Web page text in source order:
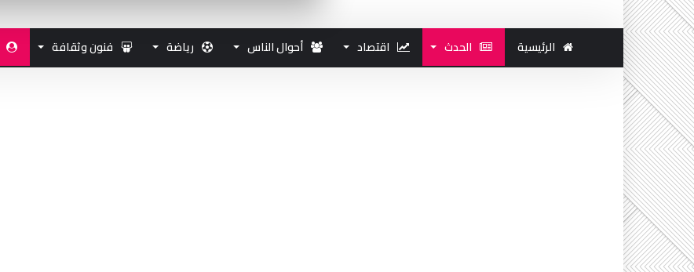
الرئيسية الحدث اقتصاد أحوال الناس رياضة فنون وثقافة